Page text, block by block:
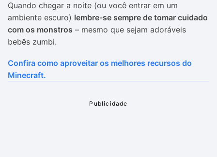
Quando chegar a noite (ou você entrar em um
ambiente escuro) lembre-se sempre de tomar cuidado
com os monstros – mesmo que sejam adoráveis
bebês zumbi.
Confira como aproveitar os melhores recursos do
Minecraft.